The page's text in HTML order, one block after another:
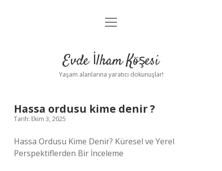
Anasayfa
Yasal Uyarı
menüyü
Evde İlham Köşesi
Yaşam alanlarına yaratıcı dokunuşlar!
Hassa ordusu kime denir ?
Tarih: Ekim 3, 2025
Hassa Ordusu Kime Denir? Küresel ve Yerel
Perspektiflerden Bir İnceleme